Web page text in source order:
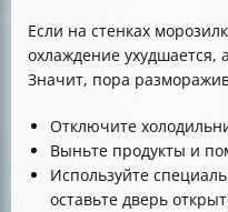
Если на стенках
охлаждение ухудшается,
Значит, пора
Отключите
Выньте продукты и
Используйте
оставьте дверь